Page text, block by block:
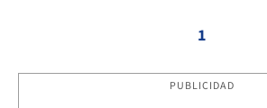
1
PUBLICIDAD